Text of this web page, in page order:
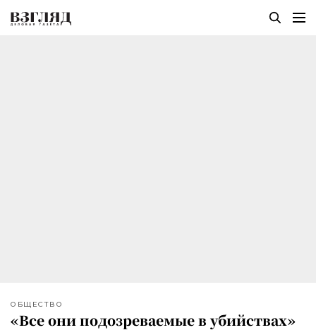
ОБЩЕСТВО
«Все они подозреваемые в убийствах»